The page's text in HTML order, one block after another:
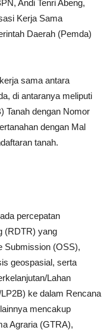
Andi Tenri Abeng,
Kerja Sama
Daerah (Pemda)
sama antara
di antaranya meliputi
Tanah dengan Nomor
dengan Mal
tanah.
percepatan
(RDTR) yang
Submission (OSS),
geospasial, serta
Lahan
ke dalam Rencana
mencakup
Agraria (GTRA),